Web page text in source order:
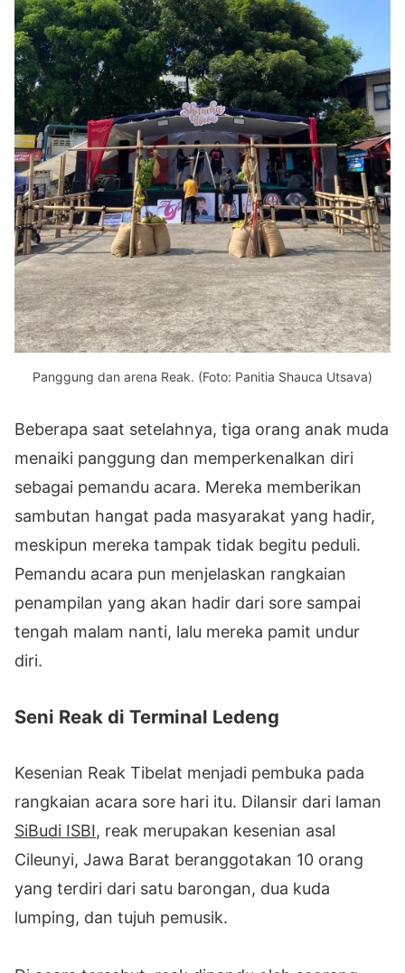
Panggung dan arena Reak. (Foto: Panitia Shauca Utsava)
Beberapa saat setelahnya, tiga orang anak muda
menaiki panggung dan memperkenalkan diri
sebagai pemandu acara. Mereka memberikan
sambutan hangat pada masyarakat yang hadir,
meskipun mereka tampak tidak begitu peduli.
Pemandu acara pun menjelaskan rangkaian
penampilan yang akan hadir dari sore sampai
tengah malam nanti, lalu mereka pamit undur
diri.
Seni Reak di Terminal Ledeng
Kesenian Reak Tibelat menjadi pembuka pada
rangkaian acara sore hari itu. Dilansir dari laman
SiBudi ISBI, reak merupakan kesenian asal
Cileunyi, Jawa Barat beranggotakan 10 orang
yang terdiri dari satu barongan, dua kuda
lumping, dan tujuh pemusik.